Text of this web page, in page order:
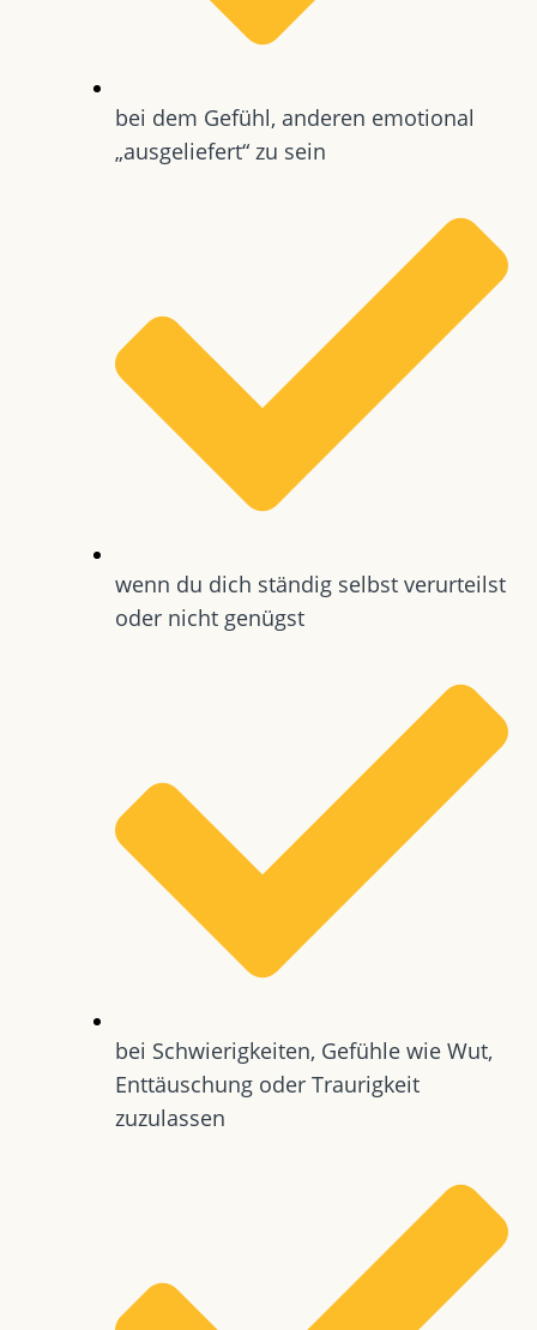
bei dem Gefühl, anderen emotional
„ausgeliefert“ zu sein
wenn du dich ständig selbst verurteilst
oder nicht genügst
bei Schwierigkeiten, Gefühle wie Wut,
Enttäuschung oder Traurigkeit
zuzulassen